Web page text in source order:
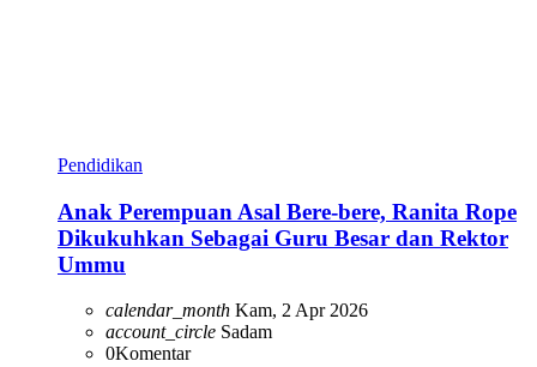
Pendidikan
Anak Perempuan Asal Bere-bere, Ranita Rope
Dikukuhkan Sebagai Guru Besar dan Rektor
Ummu
calendar_month Kam, 2 Apr 2026
account_circle Sadam
0Komentar